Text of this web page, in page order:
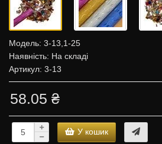
Модель: 3-13,1-25
Наявність: На складі
Артикул: 3-13
58.05 ₴
У кошик